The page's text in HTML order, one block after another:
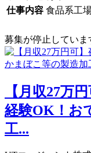
仕事内容 食品系工
募集が停止していま
【月収27万
経験OK！お
工...